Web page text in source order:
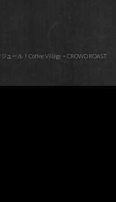
ュール！Coffee Village・CROWD ROAST